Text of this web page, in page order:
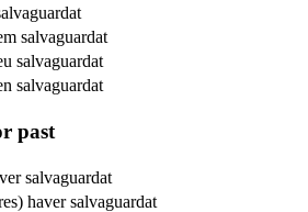
salvaguardat
salvaguardat
salvaguardat
past
salvaguardat
haversalvaguardat